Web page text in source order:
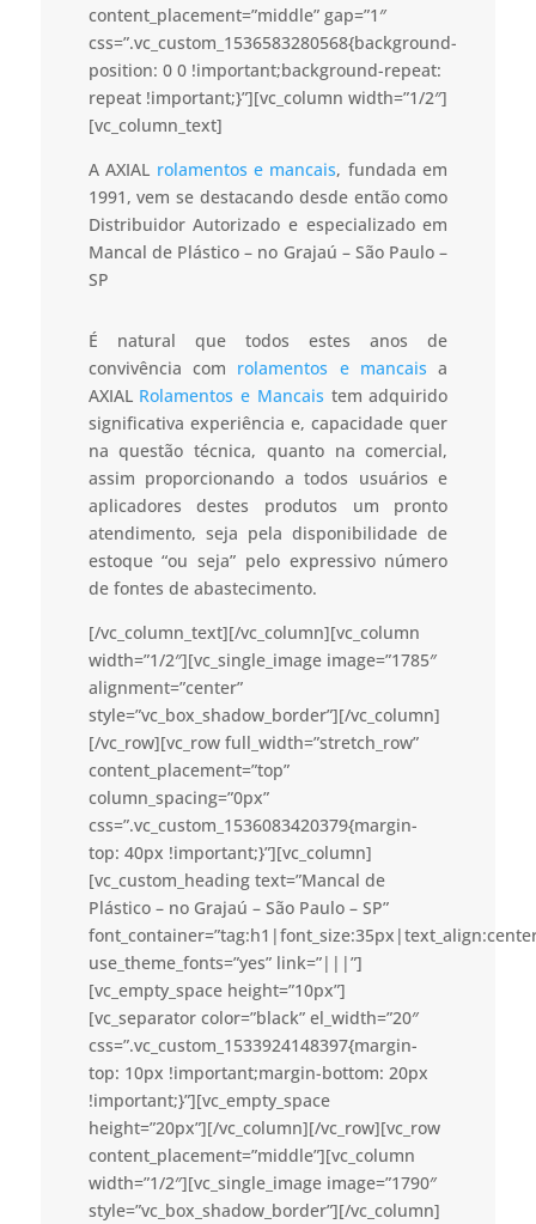
content_placement=”middle” gap=”1″
css=”.vc_custom_1536583280568{background-
position: 0 0 !important;background-repeat:
repeat !important;}”][vc_column width=”1/2″]
[vc_column_text]
A AXIAL rolamentos e mancais, fundada em
1991, vem se destacando desde então como
Distribuidor Autorizado e especializado em
Mancal de Plástico – no Grajaú – São Paulo –
SP
É natural que todos estes anos de
convivência com rolamentos e mancais a
AXIAL Rolamentos e Mancais tem adquirido
significativa experiência e, capacidade quer
na questão técnica, quanto na comercial,
assim proporcionando a todos usuários e
aplicadores destes produtos um pronto
atendimento, seja pela disponibilidade de
estoque “ou seja” pelo expressivo número
de fontes de abastecimento.
[/vc_column_text][/vc_column][vc_column
width=”1/2″][vc_single_image image=”1785″
alignment=”center”
style=”vc_box_shadow_border”][/vc_column]
[/vc_row][vc_row full_width=”stretch_row”
content_placement=”top”
column_spacing=”0px”
css=”.vc_custom_1536083420379{margin-
top: 40px !important;}”][vc_column]
[vc_custom_heading text=”Mancal de
Plástico – no Grajaú – São Paulo – SP”
use_theme_fonts=”yes” link=”|||”]
[vc_empty_space height=”10px”]
[vc_separator color=”black” el_width=”20″
css=”.vc_custom_1533924148397{margin-
top: 10px !important;margin-bottom: 20px
!important;}”][vc_empty_space
height=”20px”][/vc_column][/vc_row][vc_row
content_placement=”middle”][vc_column
width=”1/2″][vc_single_image image=”1790″
style=”vc_box_shadow_border”][/vc_column]